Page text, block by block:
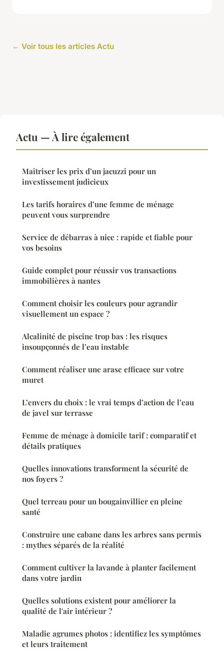
← Voir tous les articles Actu
Actu — À lire également
Maîtriser les prix d’un jacuzzi pour un
investissement judicieux
Les tarifs horaires d’une femme de ménage
peuvent vous surprendre
Service de débarras à nice : rapide et fiable pour
vos besoins
Guide complet pour réussir vos transactions
immobilières à nantes
Comment choisir les couleurs pour agrandir
visuellement un espace ?
Alcalinité de piscine trop bas : les risques
insoupçonnés de l’eau instable
Comment réaliser une arase efficace sur votre
muret
L’envers du choix : le vrai temps d’action de l’eau
de javel sur terrasse
Femme de ménage à domicile tarif : comparatif et
détails pratiques
Quelles innovations transforment la sécurité de
nos foyers ?
Quel terreau pour un bougainvillier en pleine
santé
Construire une cabane dans les arbres sans permis
: mythes séparés de la réalité
Comment cultiver la lavande à planter facilement
dans votre jardin
Quelles solutions existent pour améliorer la
qualité de l'air intérieur ?
Maladie agrumes photos : identifiez les symptômes
et leurs traitement